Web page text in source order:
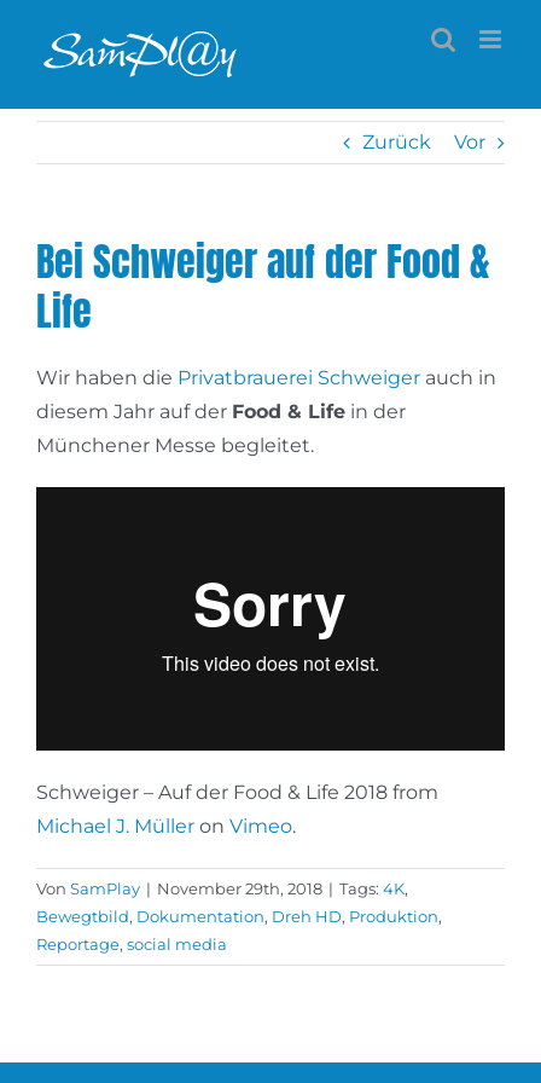
Inhalt
Zurück Vor
Bei Schweiger auf der Food &
Life
Wir haben die Privatbrauerei Schweiger auch in
diesem Jahr auf der Food & Life in der
Münchener Messe begleitet.
Schweiger – Auf der Food & Life 2018 from
Michael J. Müller on Vimeo.
Von SamPlay | November 29th, 2018 | Tags: 4K,
Bewegtbild, Dokumentation, Dreh HD, Produktion,
Reportage, social media